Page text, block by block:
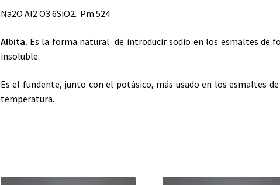
Na2O Al2 O3 6SiO2. Pm 524
Albita. Es la forma natural de introducir sodio en los esmaltes de
insoluble.
Es el fundente, junto con el potásico, más usado en los esmaltes
temperatura.